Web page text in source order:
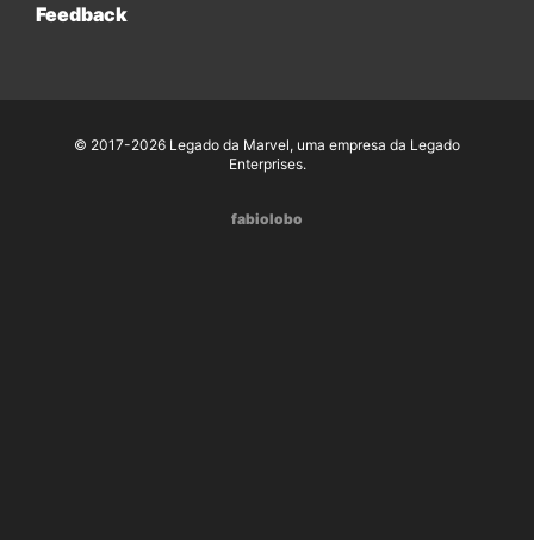
Feedback
© 2017-2026 Legado da Marvel, uma empresa da Legado
Enterprises.
fabiolobo